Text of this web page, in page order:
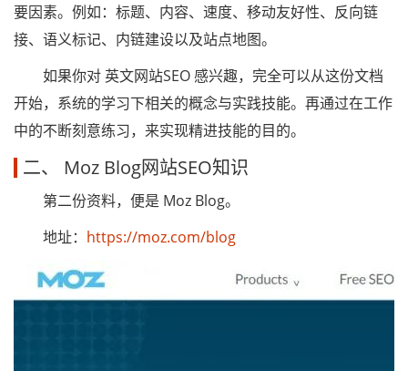
要因素。例如：标题、内容、速度、移动友好性、反向链
接、语义标记、内链建设以及站点地图。
如果你对 英文网站SEO 感兴趣，完全可以从这份文档
开始，系统的学习下相关的概念与实践技能。再通过在工作
中的不断刻意练习，来实现精进技能的目的。
二、 Moz Blog网站SEO知识
第二份资料，便是 Moz Blog。
地址： https://moz.com/blog